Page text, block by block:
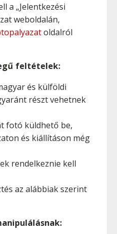
a „Jelentkezési
weboldalán,
oldalról
feltételek:
és külföldi
részt vehetnek
fotó küldhető be,
és kiállításon még
rendelkeznie kell
az alábbiak szerint